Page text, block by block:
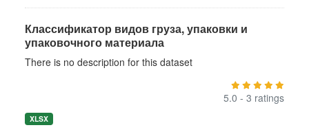
Классификатор видов груза, упаковки и
упаковочного материала
There is no description for this dataset
5.0 - 3 ratings
XLSX